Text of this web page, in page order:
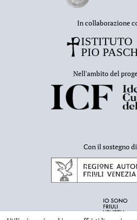
In collaborazione
Nell'ambito del
Con il sostegno di